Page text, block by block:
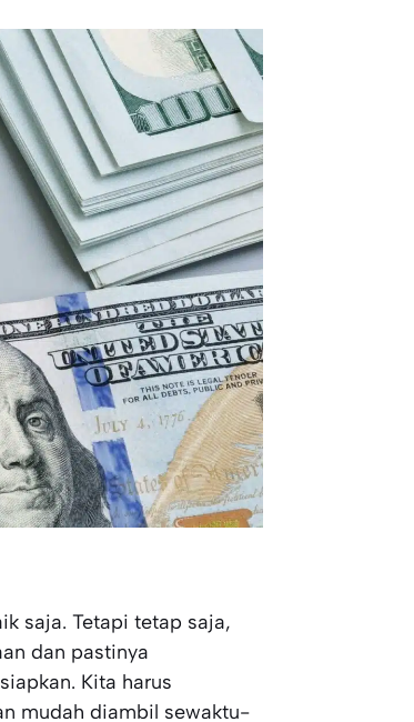
saja. Tetapi tetap saja,
dan pastinya
Kita harus
mudah diambil sewaktu-